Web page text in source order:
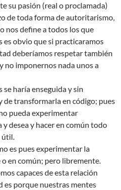
su pasión (real o proclamada)
de toda forma de autoritarismo,
nos define a todos los que
es obvio que si practicaramos
deberíamos respetar también
no imponernos nada unos a
se haría enseguida y sin
de transformarla en código; pues
pueda experimentar
desea y hacer en común todo
útil.
es pues experimentar la
en común; pero libremente.
capaces de esta relación
es porque nuestras mentes